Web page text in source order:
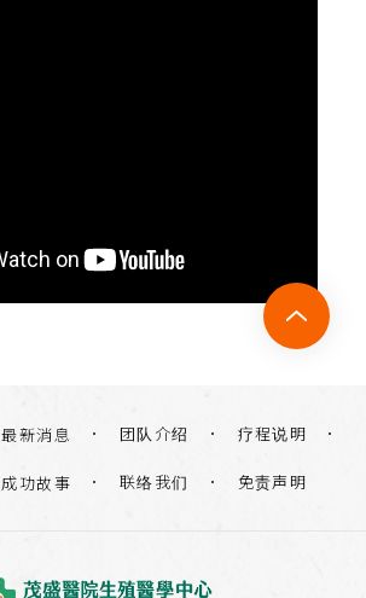
最新消息 团队介绍 疗程说明
成功故事 联络我们 免责声明